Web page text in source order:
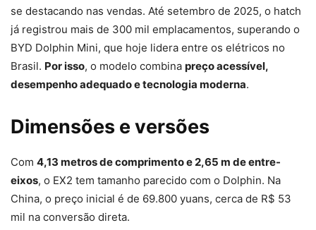
se destacando nas vendas. Até setembro de 2025, o hatch
já registrou mais de 300 mil emplacamentos, superando o
BYD Dolphin Mini, que hoje lidera entre os elétricos no
Brasil. Por isso, o modelo combina preço acessível,
desempenho adequado e tecnologia moderna.
Dimensões e versões
Com 4,13 metros de comprimento e 2,65 m de entre-
eixos, o EX2 tem tamanho parecido com o Dolphin. Na
China, o preço inicial é de 69.800 yuans, cerca de R$ 53
mil na conversão direta.